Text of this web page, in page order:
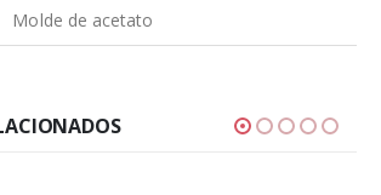
Molde de acetato